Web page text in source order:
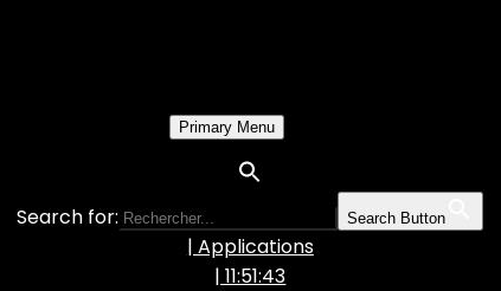
Primary Menu
Search for: Search Button
| Applications
| 11:51:44